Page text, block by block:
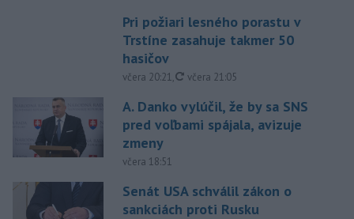
Pri požiari lesného porastu v
Trstíne zasahuje takmer 50
hasičov
včera 20:21, aktualizované
včera 21:05
A. Danko vylúčil, že by sa SNS
pred voľbami spájala, avizuje
zmeny
včera 18:51
Senát USA schválil zákon o
sankciách proti Rusku